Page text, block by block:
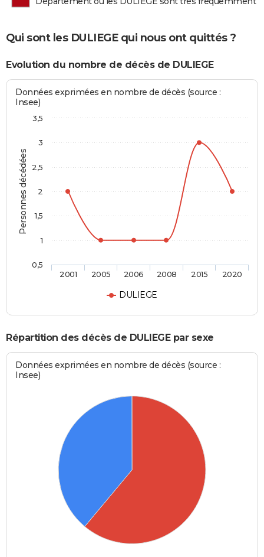
Qui sont les DULIEGE qui nous ont quittés ?
Evolution du nombre de décès de DULIEGE
Personnes décédées
Données exprimées en nombre de décès (source :
Insee)
DULIEGE
2001 2005 2006 2008 2015 2020
0,5
1
1,5
2
2,5
3
3,5
Répartition des décès de DULIEGE par sexe
Données exprimées en nombre de décès (source :
Insee)